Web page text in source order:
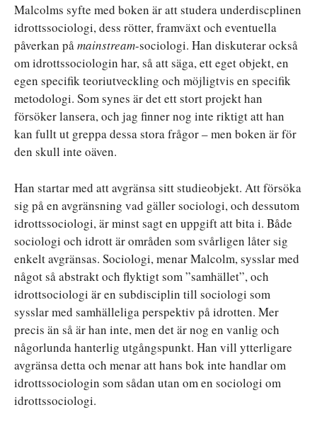
Malcolms syfte med boken är att studera underdiscplinen
idrottssociologi, dess rötter, framväxt och eventuella
påverkan på mainstream-sociologi. Han diskuterar också
om idrottssociologin har, så att säga, ett eget objekt, en
egen specifik teoriutveckling och möjligtvis en specifik
metodologi. Som synes är det ett stort projekt han
försöker lansera, och jag finner nog inte riktigt att han
kan fullt ut greppa dessa stora frågor – men boken är för
den skull inte oäven.
Han startar med att avgränsa sitt studieobjekt. Att försöka
sig på en avgränsning vad gäller sociologi, och dessutom
idrottssociologi, är minst sagt en uppgift att bita i. Både
sociologi och idrott är områden som svårligen låter sig
enkelt avgränsas. Sociologi, menar Malcolm, sysslar med
något så abstrakt och flyktigt som ”samhället”, och
idrottsociologi är en subdisciplin till sociologi som
sysslar med samhälleliga perspektiv på idrotten. Mer
precis än så är han inte, men det är nog en vanlig och
någorlunda hanterlig utgångspunkt. Han vill ytterligare
avgränsa detta och menar att hans bok inte handlar om
idrottssociologin som sådan utan om en sociologi om
idrottssociologi.